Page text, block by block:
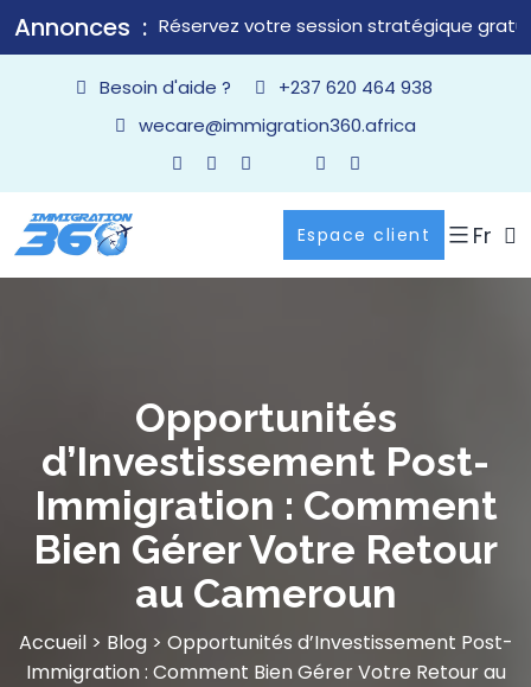
Annonces Réservez votre session stratégique
Besoin d'aide ?
+237 620 464 938
wecare@immigration360.africa
Espace client Fr
Opportunités
d’Investissement Post-
Immigration : Comment
Bien Gérer Votre Retour
au Cameroun
Accueil> Blog> Opportunités d’Investissement Post-
Immigration : Comment Bien Gérer Votre Retour au